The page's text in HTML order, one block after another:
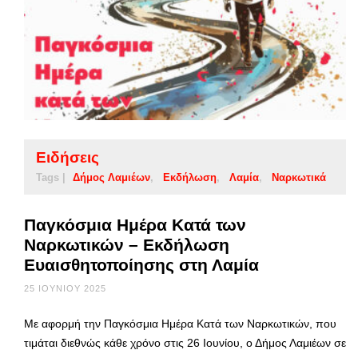
Ειδήσεις
Tags | Δήμος Λαμιέων Εκδήλωση Λαμία Ναρκωτικά
Παγκόσμια Ημέρα Κατά των
Ναρκωτικών – Εκδήλωση
Ευαισθητοποίησης στη Λαμία
25 ΙΟΥΝΊΟΥ 2025
Με αφορμή την Παγκόσμια Ημέρα Κατά των Ναρκωτικών, που
τιμάται διεθνώς κάθε χρόνο στις 26 Ιουνίου, ο Δήμος Λαμιέων σε